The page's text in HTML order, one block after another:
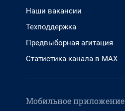
Наши вакансии
Техподдержка
Предвыборная агитация
Статистика канала в MAX
Мобильное приложение